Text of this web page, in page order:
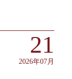
21
2026年07月